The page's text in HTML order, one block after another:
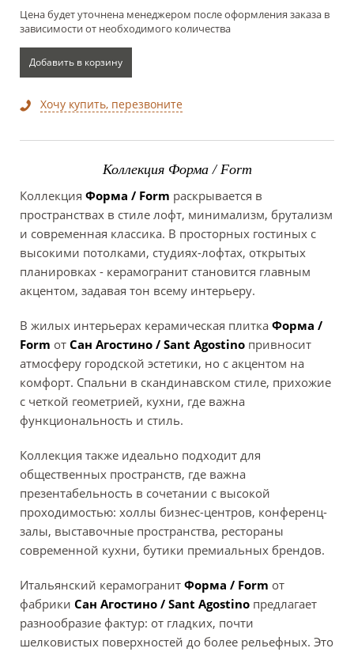
Цена будет уточнена менеджером после оформления заказа в
зависимости от необходимого количества
Добавить в корзину
Хочу купить, перезвоните
Коллекция Форма / Form
Коллекция Форма / Form раскрывается в
пространствах в стиле лофт, минимализм, брутализм
и современная классика. В просторных гостиных с
высокими потолками, студиях-лофтах, открытых
планировках - керамогранит становится главным
акцентом, задавая тон всему интерьеру.
В жилых интерьерах керамическая плитка Форма /
Form от Сан Агостино / Sant Agostino привносит
атмосферу городской эстетики, но с акцентом на
комфорт. Спальни в скандинавском стиле, прихожие
с четкой геометрией, кухни, где важна
функциональность и стиль.
Коллекция также идеально подходит для
общественных пространств, где важна
презентабельность в сочетании с высокой
проходимостью: холлы бизнес-центров, конференц-
залы, выставочные пространства, рестораны
современной кухни, бутики премиальных брендов.
Итальянский керамогранит Форма / Form от
фабрики Сан Агостино / Sant Agostino предлагает
разнообразие фактур: от гладких, почти
шелковистых поверхностей до более рельефных. Это